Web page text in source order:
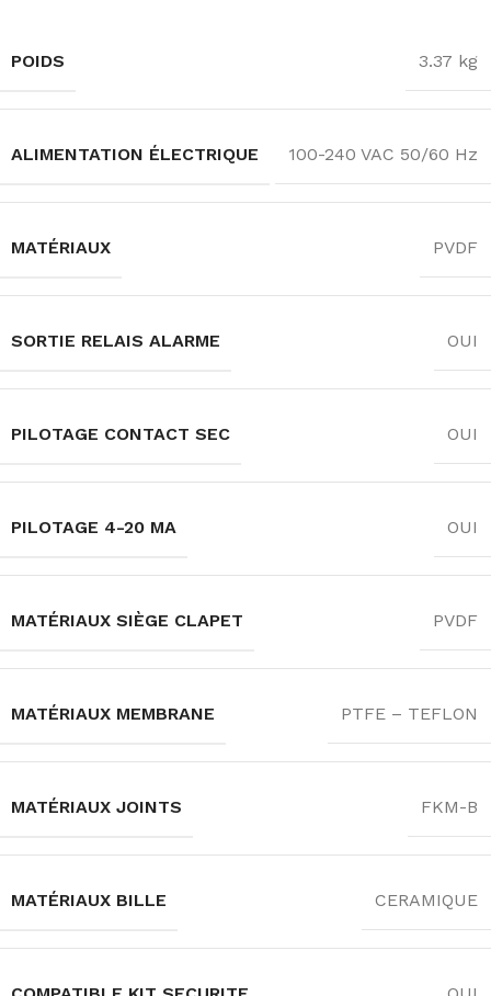
POIDS 3.37 kg
ALIMENTATION ÉLECTRIQUE 100-240 VAC 50/60 Hz
MATÉRIAUX PVDF
SORTIE RELAIS ALARME OUI
PILOTAGE CONTACT SEC OUI
PILOTAGE 4-20 MA OUI
MATÉRIAUX SIÈGE CLAPET PVDF
MATÉRIAUX MEMBRANE PTFE – TEFLON
MATÉRIAUX JOINTS FKM-B
MATÉRIAUX BILLE CERAMIQUE